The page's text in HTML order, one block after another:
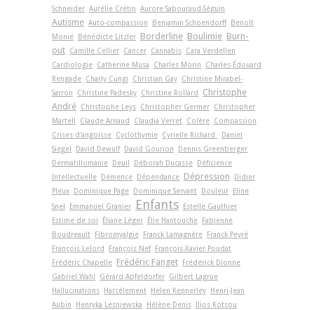
Schneider Aurélie Crétin Aurore Sabouraud-Séguin
Autisme Auto-compassion Benjamin Schoendorff
Benoît
Monié
Bénédicte Litzler Borderline Boulimie Burn-
out Camille Cellier Cancer Cannabis Cara Verdellen
Cardiologie Catherine Musa Charles Morin
Charles-Édouard
Rengade Charly Cungi Christian Gay Christine Mirabel-
Sarron
Christine Padesky Christine Rollard
Christophe
André Christophe Leys Christopher Germer Christopher
Martell
Claude Arnaud Claudia Verret Colère Compassion
Crises d'angoisse Cyclothymie Cyrielle Richard
Daniel
Siegel
David Dewulf David Gourion
Dennis Greenberger
Dermatillomanie
Deuil Déborah Ducasse
Déficience
Intellectuelle
Démence Dépendance Dépression
Didier
Pleux
Dominique Page Dominique Servant Douleur
Eline
Snel
Emmanuel Granier Enfants
Estelle Gauthier
Estime de soi
Éliane Léger Élie Hantouche
Fabienne
Boudreault
Fibromyalgie Franck Lamagnère
Franck Peyré
François Lelord
François Nef
François-Xavier Poudat
Frédéric Chapelle Frédéric Fanget
Frédérick Dionne
Gabriel Wahl
Gérard Apfeldorfer Gilbert Lagrue
Hallucinations
Harcèlement Helen Kennerley
Henri-Jean
Aubin
Henryka Lesniewska Hélène Denis Ilios Kotsou